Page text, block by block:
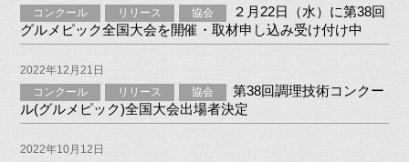
コンクール
リリース 協会
２月22日（水）に第38回
グルメピック全国大会を開催・取材申し込み受け付け中
2022年12月21日
コンクール
リリース 協会
第38回調理技術コンクー
ル(グルメピック)全国大会出場者決定
2022年10月12日